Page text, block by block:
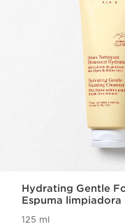
Hydrating Gentle
Espuma
125 ml